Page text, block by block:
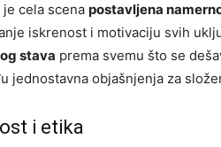
cela scena postavljena
iskrenost i motivaciju svih
stava prema svemu što se
jednostavna objašnjenja za
i etika